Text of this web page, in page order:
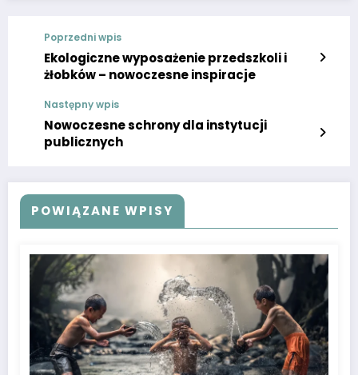
Poprzedni wpis
Ekologiczne wyposażenie przedszkoli i
żłobków – nowoczesne inspiracje
Następny wpis
Nowoczesne schrony dla instytucji
publicznych
POWIĄZANE WPISY